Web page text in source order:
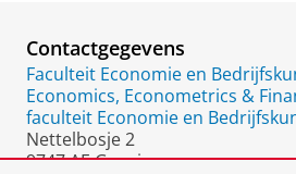
Contactgegevens
Faculteit Economie en
Economics, Econometrics &
faculteit Economie en
Nettelbosje 2
9747 AE Groningen